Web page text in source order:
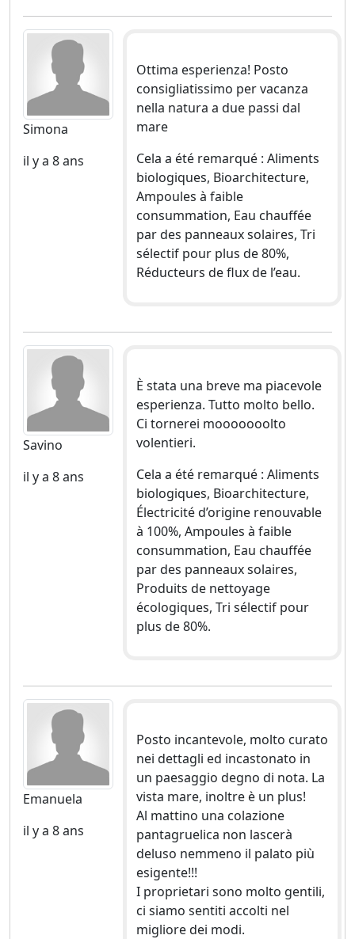
Simona
il y a 8 ans
Ottima esperienza! Posto
consigliatissimo per vacanza
nella natura a due passi dal
mare
Cela a été remarqué : Aliments
biologiques, Bioarchitecture,
Ampoules à faible
consummation, Eau chauffée
par des panneaux solaires, Tri
sélectif pour plus de 80%,
Réducteurs de flux de l’eau.
Savino
il y a 8 ans
È stata una breve ma piacevole
esperienza. Tutto molto bello.
Ci tornerei mooooooolto
volentieri.
Cela a été remarqué : Aliments
biologiques, Bioarchitecture,
Électricité d’origine renouvable
à 100%, Ampoules à faible
consummation, Eau chauffée
par des panneaux solaires,
Produits de nettoyage
écologiques, Tri sélectif pour
plus de 80%.
Emanuela
il y a 8 ans
Posto incantevole, molto curato
nei dettagli ed incastonato in
un paesaggio degno di nota. La
vista mare, inoltre è un plus!
Al mattino una colazione
pantagruelica non lascerà
deluso nemmeno il palato più
esigente!!!
I proprietari sono molto gentili,
ci siamo sentiti accolti nel
migliore dei modi.